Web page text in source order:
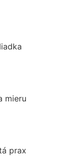
mieru
prax